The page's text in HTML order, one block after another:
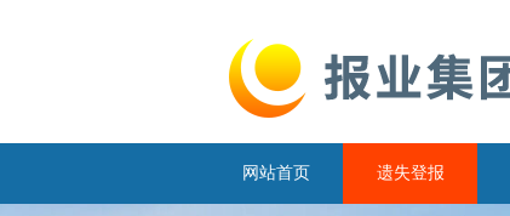
网站首页 遗失登报